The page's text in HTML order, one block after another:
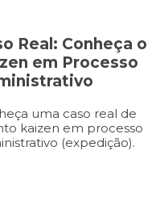
Real: Conheça o
em Processo
uma caso real de
kaizen em processo
(expedição).